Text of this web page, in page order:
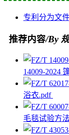
专利 分为文
推荐内容/By
14009-2024
浴衣.pdf
毛毯试验方